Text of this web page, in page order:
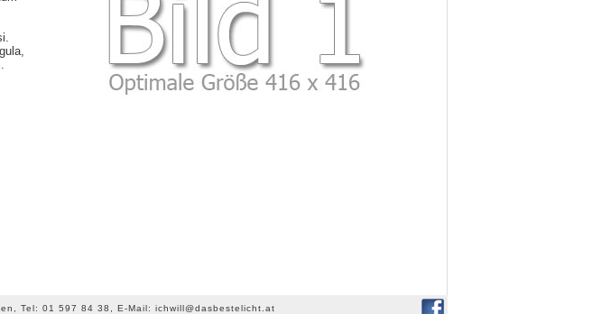
Tel: 01 597 84 38, E-Mail: ichwill@dasbestelicht.at